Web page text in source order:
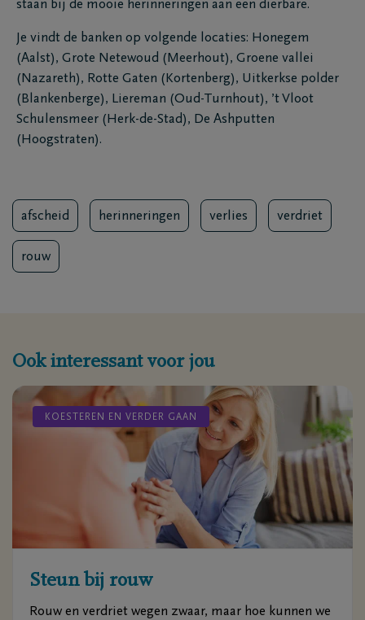
staan bij de mooie herinneringen aan een dierbare.
Je vindt de banken op volgende locaties: Honegem
(Aalst), Grote Netewoud (Meerhout), Groene vallei
(Nazareth), Rotte Gaten (Kortenberg), Uitkerkse polder
(Blankenberge), Liereman (Oud-Turnhout), ’t Vloot
Schulensmeer (Herk-de-Stad), De Ashputten
(Hoogstraten).
afscheid herinneringen verlies verdriet
rouw
Ook interessant voor jou
KOESTEREN EN VERDER GAAN
Steun bij rouw
Rouw en verdriet wegen zwaar, maar hoe kunnen we